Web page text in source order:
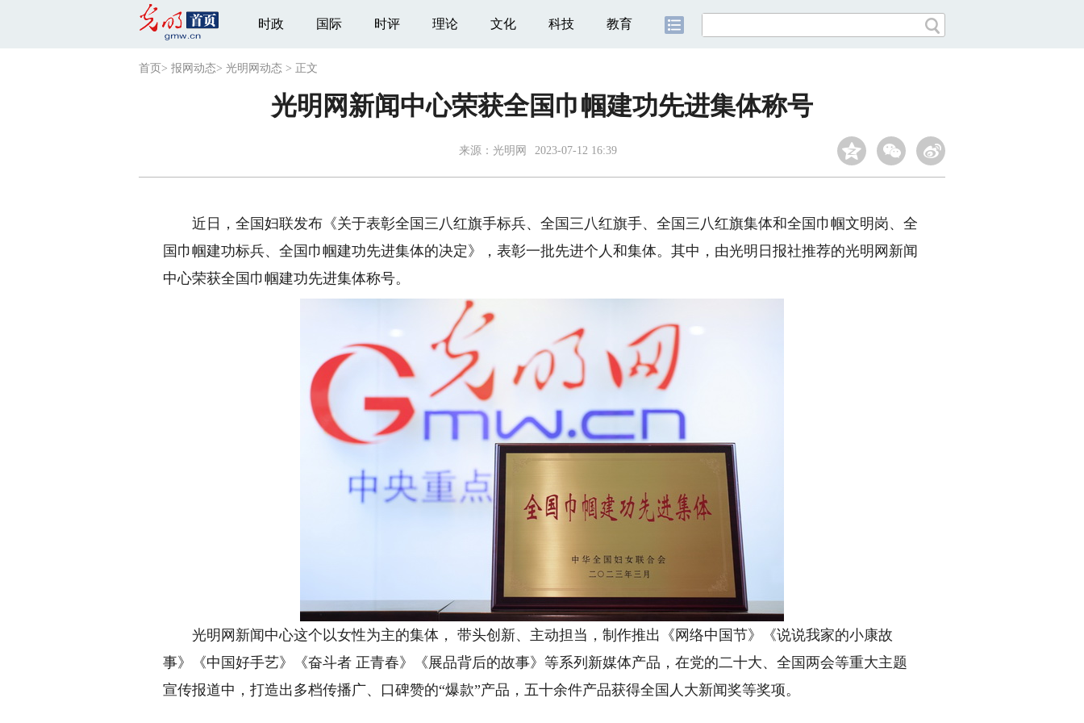
时政 国际 时评 理论 文化 科技 教育
首页 > 报网动态> 光明网动态 > 正文
光明网新闻中心荣获全国巾帼建功先进集体称号
来源：光明网 2023-07-12 16:39
近日，全国妇联发布《关于表彰全国三八红旗手标兵、全国三八红旗手、全国三八红旗集体和全国巾帼文明岗、全
国巾帼建功标兵、全国巾帼建功先进集体的决定》，表彰一批先进个人和集体。其中，由光明日报社推荐的光明网新闻
中心荣获全国巾帼建功先进集体称号。
光明网新闻中心这个以女性为主的集体， 带头创新、主动担当，制作推出《网络中国节》《说说我家的小康故
事》《中国好手艺》《奋斗者 正青春》《展品背后的故事》等系列新媒体产品，在党的二十大、全国两会等重大主题
宣传报道中，打造出多档传播广、口碑赞的“爆款”产品，五十余件产品获得全国人大新闻奖等奖项。